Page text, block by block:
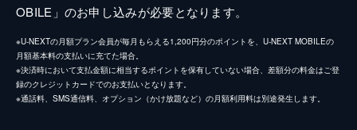
OBILE」のお申し込みが必要となります。
※U-NEXTの月額プラン会員が毎月もらえる1,200円分のポイントを、U-NEXT MOBILEの
月額基本料の支払いに充てた場合。
※決済時において支払金額に相当するポイントを保有していない場合、差額分の料金はご登
録のクレジットカードでのお支払いとなります。
※通話料、SMS通信料、オプション（かけ放題など）の月額利用料は別途発生します。